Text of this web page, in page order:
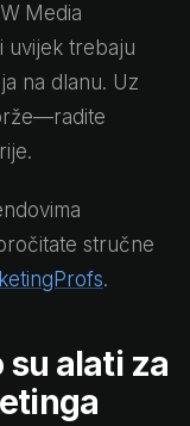
Media
uvijek trebaju
na dlanu. Uz
stručne
.
su alati za